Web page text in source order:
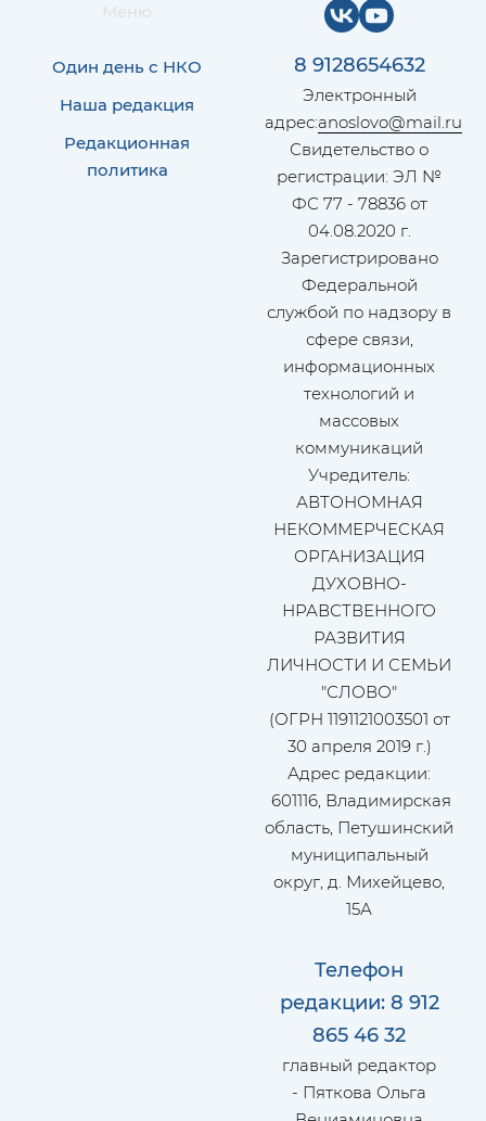
Меню
Один день с НКО
Наша редакция
Редакционная
политика
8 9128654632
Электронный
адрес:anoslovo@mail.ru
Свидетельство о
регистрации: ЭЛ №
ФС 77 - 78836 от
04.08.2020 г.
Зарегистрировано
Федеральной
службой по надзору в
сфере связи,
информационных
технологий и
массовых
коммуникаций
Учредитель:
АВТОНОМНАЯ
НЕКОММЕРЧЕСКАЯ
ОРГАНИЗАЦИЯ
ДУХОВНО-
НРАВСТВЕННОГО
РАЗВИТИЯ
ЛИЧНОСТИ И СЕМЬИ
"СЛОВО"
(ОГРН 1191121003501 от
30 апреля 2019 г.)
Адрес редакции:
601116, Владимирская
область, Петушинский
муниципальный
округ, д. Михейцево,
15А
Телефон
редакции: 8 912
865 46 32
главный редактор
- Пяткова Ольга